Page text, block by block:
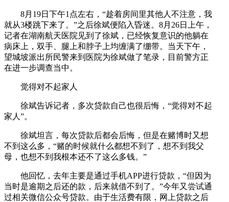
8月19日下午1点左右，“趁着房间里其他人不注意，我
就从3楼跳下来了。”之后徐斌便陷入昏迷。8月26日上午，
记者在湖南航天医院见到了徐斌，已经恢复意识的他躺在
病床上，双手、腿上和脖子上均缠满了绷带。当天下午，
望城坡派出所民警来到医院为徐斌做了笔录，目前警方正
在进一步调查当中。
觉得对不起家人
徐斌告诉记者，多次贷款自己也很后悔，“觉得对不起
家人”。
徐斌坦言，每次贷款后都会后悔，但是在赌博时又想
不到这么多，“赌的时候就什么都想不到了，想不到我父
母，也想不到我根本还不了这么多钱。”
他回忆，去年主要是通过手机APP进行贷款，“但因为
当时是逾期之后还的款，后来就借不到了。”今年又尝试通
过相关微信公众号贷款。由于生活费有限，网上贷款之后